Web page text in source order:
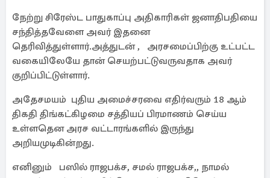
நேற்று சிரேஸ்ட பாதுகாப்பு அதிகாரிகள் ஜனாதிபதியை
சந்தித்தவேளை அவர் இதனை
தெரிவித்துள்ளார்.அத்துடன் , அரசமைப்பிற்கு உட்பட்ட
வகையிலேயே தான் செயற்பட்டுவருவதாக அவர்
குறிப்பிட்டுள்ளார்.
அதேசமயம் புதிய அமைச்சரவை எதிர்வரும் 18 ஆம்
திகதி திங்கட்கிழமை சத்தியப் பிரமாணம் செய்ய
உள்ளதென அரச வட்டாரங்களில் இருந்து
அறியமுடிகின்றது.
எனினும் பஸில் ராஜபக்ச, சமல் ராஜபக்ச,, நாமல்